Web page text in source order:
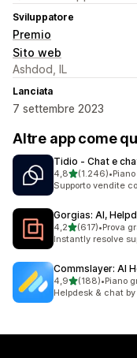
Sviluppatore
Premio
Sito web
Ashdod, IL
Lanciata
7 settembre 2023
Altre app come
Tidio ‑ Chat e
4,8stelle su 5
(1.246)
1246 recensioni
•
Supporto vendite
Gorgias: AI,
4,2stelle su 5
(617)
617 recensioni
•Prova
Instantly resolve
Commslayer: AI
4,9stelle su 5
(188)
188 recensioni
•Piano
Helpdesk & chat